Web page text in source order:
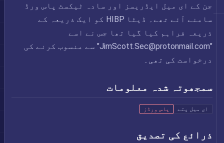
جن کے ای میل ایڈریسز اور سادہ ٹیکسٹ پاس ورڈ
سامنے آئے تھے۔ ڈیٹا HIBP کو ایک ذریعہ کے
ذریعہ فراہم کیا گیا تھا جس نے اسے
JimScott.Sec@protonmail.com" سے منسوب کرنے کی
درخواست کی تھی۔
سمجھوتہ شدہ معلومات
ای میل پتے پاس ورڈز
ذرائع کی تصدیق